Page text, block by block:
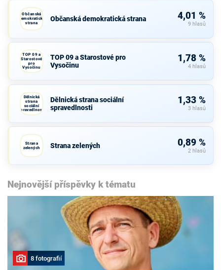
Občanská
demokratická
strana
Občanská demokratická strana 4,01 %
9 hlasů
TOP 09 a
Starostové
pro
Vysočinu
TOP 09 a Starostové pro
Vysočinu
1,78 %
4 hlasů
Dělnická
strana
sociální
spravedlnosti
Dělnická strana sociální
spravedlnosti
1,33 %
3 hlasů
Strana
zelených
Strana zelených 0,89 %
2 hlasů
Nejnovější příspěvky k tématu
8 fotografií